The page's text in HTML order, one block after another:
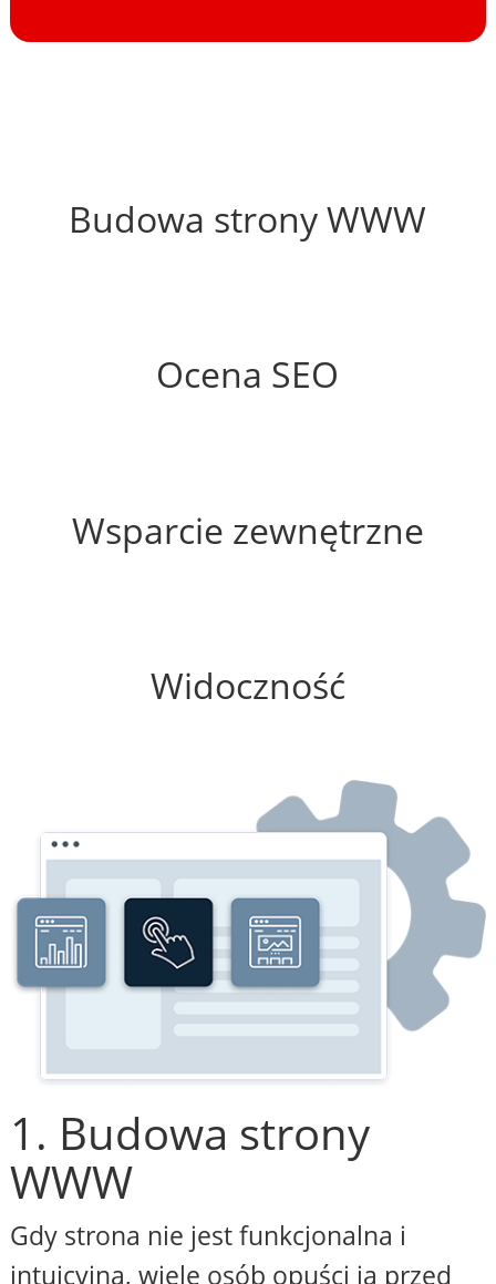
Budowa strony WWW
Ocena SEO
Wsparcie zewnętrzne
Widoczność
1. Budowa strony
WWW
Gdy strona nie jest funkcjonalna i
intuicyjna, wiele osób opuści ją przed